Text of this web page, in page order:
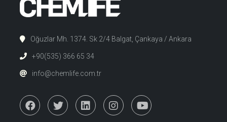
Oğuzlar Mh. 1374. Sk 2/4 Balgat, Çankaya / Ankara
+90(535) 366 65 34
info@chemlife.com.tr